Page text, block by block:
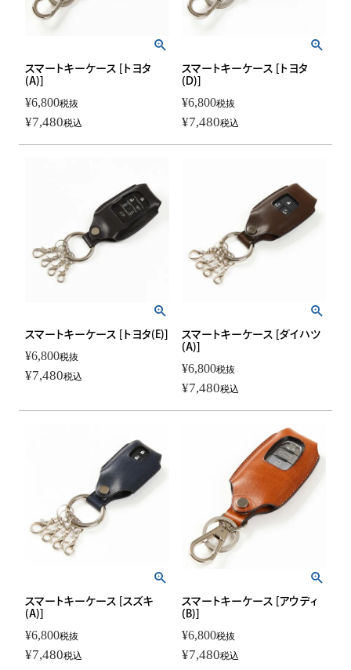
スマートキーケース [トヨタ
(A)]
¥6,800税抜
¥7,480税込
スマートキーケース [トヨタ
(D)]
¥6,800税抜
¥7,480税込
スマートキーケース [トヨタ(E)]
¥6,800税抜
¥7,480税込
スマートキーケース [ダイハツ
(A)]
¥6,800税抜
¥7,480税込
スマートキーケース [スズキ
(A)]
¥6,800税抜
¥7,480税込
スマートキーケース [アウディ
(B)]
¥6,800税抜
¥7,480税込